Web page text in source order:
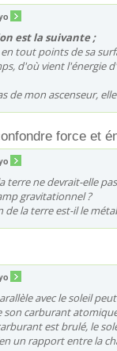
est la suivante ;
tout points de sa
d'où vient l'énergie
de mon ascenseur,
force et
terre ne devrait-elle
gravitationnel ?
de la terre est-il le
avec le soleil
son carburant
est brulé, le
un rapport entre la